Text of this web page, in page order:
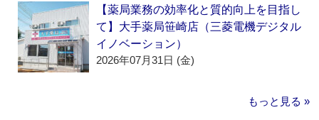
【薬局業務の効率化と質的向上を目指し
て】大手薬局笹崎店（三菱電機デジタル
イノベーション）
2026年07月31日 (金)
もっと見る »